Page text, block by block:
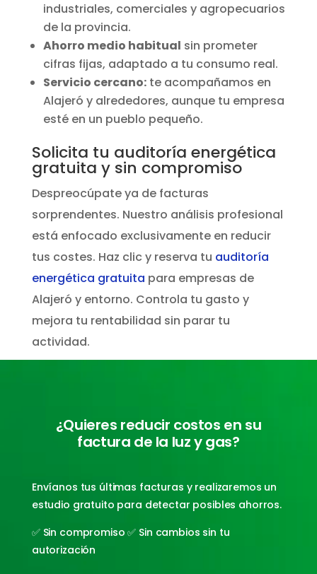
industriales, comerciales y agropecuarios
de la provincia.
Ahorro medio habitual sin prometer
cifras fijas, adaptado a tu consumo real.
Servicio cercano:te acompañamos en
Alajeró y alrededores, aunque tu empresa
esté en un pueblo pequeño.
Solicita tu auditoría energética
gratuita y sin compromiso
Despreocúpate ya de facturas
sorprendentes. Nuestro análisis profesional
está enfocado exclusivamente en reducir
tus costes. Haz clic y reserva tu auditoría
energética gratuita para empresas de
Alajeró y entorno. Controla tu gasto y
mejora tu rentabilidad sin parar tu
actividad.
¿Quieres reducir costos en su
factura de la luz y gas?
Envíanos tus últimas facturas y realizaremos un
estudio gratuito para detectar posibles ahorros.
✅ Sin compromiso ✅ Sin cambios sin tu
autorización